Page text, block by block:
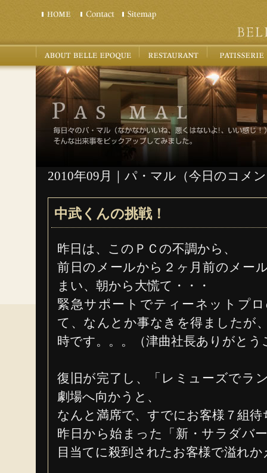
2010年09月｜パ・マル（今日のコメ
中武くんの挑戦！
昨日は、このＰＣの不調から、
前日のメールから２ヶ月前のメー
まい、朝から大慌て・・・
緊急サポートでティーネットプ
て、なんとか事なきを得ましたが
時です。。。（津曲社長ありがと
復旧が完了し、「レミューズでラ
劇場へ向かうと、
なんと満席で、すでにお客様７組待
昨日から始まった「新・サラダバ
目当てに殺到されたお客様で溢れ